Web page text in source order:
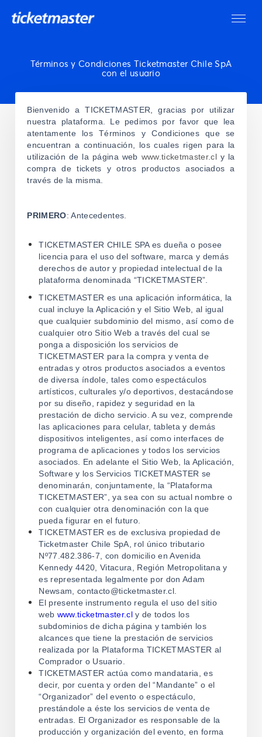
Términos y Condiciones Ticketmaster Chile SpA
con el usuario
Bienvenido a TICKETMASTER, gracias por utilizar
nuestra plataforma. Le pedimos por favor que lea
atentamente los Términos y Condiciones que se
encuentran a continuación, los cuales rigen para la
utilización de la página web www.ticketmaster.cl y la
compra de tickets y otros productos asociados a
través de la misma.
PRIMERO: Antecedentes.
TICKETMASTER CHILE SPA es dueña o posee
licencia para el uso del software, marca y demás
derechos de autor y propiedad intelectual de la
plataforma denominada “TICKETMASTER”.
TICKETMASTER es una aplicación informática, la
cual incluye la Aplicación y el Sitio Web, al igual
que cualquier subdominio del mismo, así como de
cualquier otro Sitio Web a través del cual se
ponga a disposición los servicios de
TICKETMASTER para la compra y venta de
entradas y otros productos asociados a eventos
de diversa índole, tales como espectáculos
artísticos, culturales y/o deportivos, destacándose
por su diseño, rapidez y seguridad en la
prestación de dicho servicio. A su vez, comprende
las aplicaciones para celular, tableta y demás
dispositivos inteligentes, así como interfaces de
programa de aplicaciones y todos los servicios
asociados. En adelante el Sitio Web, la Aplicación,
Software y los Servicios TICKETMASTER se
denominarán, conjuntamente, la “Plataforma
TICKETMASTER”, ya sea con su actual nombre o
con cualquier otra denominación con la que
pueda figurar en el futuro.
TICKETMASTER es de exclusiva propiedad de
Ticketmaster Chile SpA, rol único tributario
Nº77.482.386-7, con domicilio en Avenida
Kennedy 4420, Vitacura, Región Metropolitana y
es representada legalmente por don Adam
Newsam, contacto@ticketmaster.cl.
El presente instrumento regula el uso del sitio
web www.ticketmaster.cly de todos los
subdominios de dicha página y también los
alcances que tiene la prestación de servicios
realizada por la Plataforma TICKETMASTER al
Comprador o Usuario.
TICKETMASTER actúa como mandataria, es
decir, por cuenta y orden del “Mandante” o el
“Organizador” del evento o espectáculo,
prestándole a éste los servicios de venta de
entradas. El Organizador es responsable de la
producción y organización del evento, en forma